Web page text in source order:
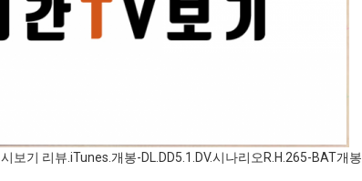
시보기 리뷰.iTunes.개봉-DL.DD5.1.DV.시나리오R.H.265-BAT개봉